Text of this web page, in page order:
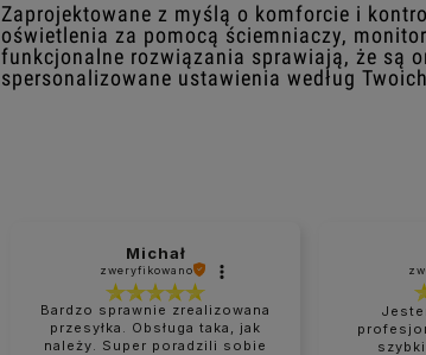
Zaprojektowane z myślą o komforcie i
oświetlenia za pomocą ściemniaczy,
funkcjonalne rozwiązania sprawiają, że są
spersonalizowane ustawienia według
Michał
zweryfikowano
Bardzo sprawnie zrealizowana
przesyłka. Obsługa taka, jak
należy. Super poradzili sobie